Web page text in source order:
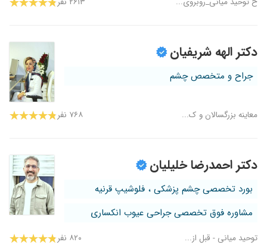
دکتر الهه شریفیان
جراح و متخصص چشم
معاینه بزرگسالان و ک... ۷۶۸ نفر
دکتر احمدرضا خلیلیان
بورد تخصصی چشم پزشکی ، فلوشیپ قرنیه
مشاوره فوق تخصصی جراحی عیوب انکساری
توحید میانی - قبل از... ۸۲۰ نفر